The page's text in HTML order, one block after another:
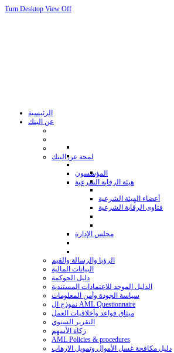
Turn Desktop View Off
الرئيسية
عن البنك
لمحة عن البنك
المؤسسون
هيئة الرقابة الشرعية
أعضاء الهيئة الشرعية
فتاوى الرقابة الشرعية
مجلس الإدارة
الرؤيا والرسالة والقيم
البيانات المالية
دليل الحوكمة
الدليل الموحد للاعتمادات المستندية
سياسة الجودة وأمن المعلومات
نموذج ال AML Questionnaire
ميثاق قواعد وأخلاقيات العمل
التقرير السنوي
زكاة الأسهم
AML Policies & procedures
دليل مكافحة غسل الأموال وتمويل الارهاب